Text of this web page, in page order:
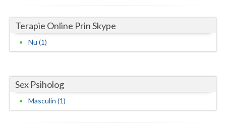
Valcea
Vaslui
Terapie Online Prin Skype
Nu (1)
Sex Psiholog
Masculin (1)